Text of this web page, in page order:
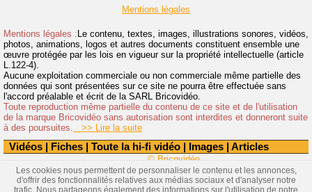
Vidéos | Fiches | Toute la hi-fi vidéo | Images | Articles
Mentions légales
Mentions légales : Le contenu, textes, images, illustrations sonores, vidéos,
photos, animations, logos et autres documents constituent ensemble une
œuvre protégée par les lois en vigueur sur la propriété intellectuelle (article
L.122-4).
Aucune exploitation commerciale ou non commerciale même partielle des
données qui sont présentées sur ce site ne pourra être effectuée sans
l'accord préalable et écrit de la SARL Bricovidéo.
Toute reproduction même partielle du contenu de ce site et de l'utilisation
de la marque Bricovidéo sans autorisation sont interdites et donneront suite
à des poursuites. >> Lire la suite
© Bricovidéo
Les cookies nous permettent de personnaliser le contenu et les annonces,
d'offrir des fonctionnalités relatives aux médias sociaux et d'analyser notre
trafic. Nous partageons également des informations sur l'utilisation de notre